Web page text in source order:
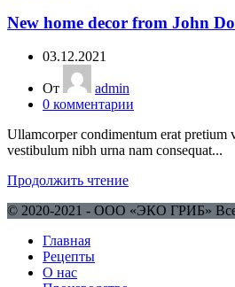
New home decor from John
03.12.2021
От
admin
0 комментарии
Ullamcorper condimentum erat pretium
vestibulum nibh urna nam consequat...
Продолжить чтение
© 2020-2021 - ООО «ЭКО ГРИБ»
Главная
Рецепты
О нас